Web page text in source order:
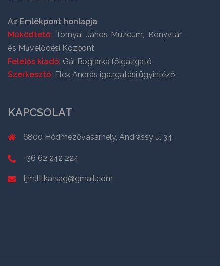
Az Emlékpont honlapja
Működtető: Tornyai János Múzeum, Könyvtár
és Művelődési Központ
Felelős kiadó: Gál Boglárka főigazgató
Szerkesztő: Elek András igazgatási ügyintéző
KAPCSOLAT
6800 Hódmezővásárhely, Andrássy u. 34.
+36 62 242 224
tjm.titkarsag@gmail.com